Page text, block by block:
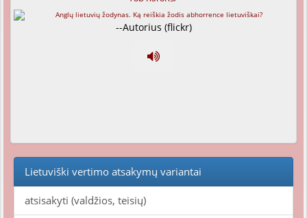
--Autorius (flickr)
Lietuviški vertimo atsakymų variantai
atsisakyti (valdžios, teisių)